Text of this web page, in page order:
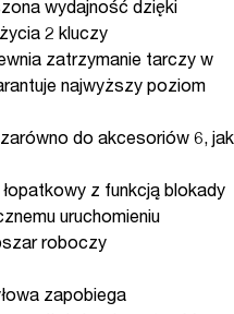
wydajność dzięki
2 kluczy
zatrzymanie tarczy w
najwyższy poziom
do akcesoriów 6, jak
z funkcją blokady
uruchomieniu
roboczy
zapobiega